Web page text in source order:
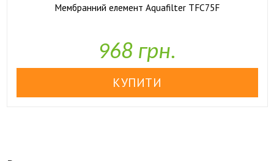
Мембранний елемент Aquafilter TFC75F
968 грн.